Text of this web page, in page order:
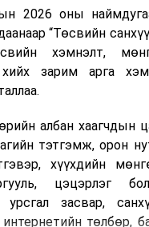
зах зээлд
нөлөөлөхөөр
төвүүдийн
зээлээс бүрддэг
ажлын байр эрсдэлд
2026 оны
“Төсвийн
хэмнэлт,
хийх зарим арга
албан хаагчдын
тэтгэмж, орон
хүүхдийн
цэцэрлэг
урсгал засвар,
интернетийн төлбөр,